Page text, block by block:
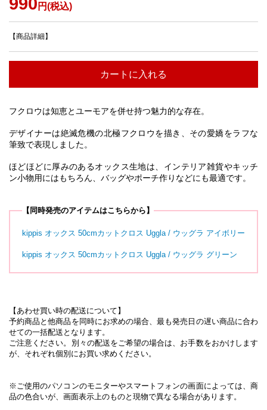
円(税込)
【商品詳細】
カートに入れる
フクロウは知恵とユーモアを併せ持つ魅力的な存在。
デザイナーは絶滅危機の北極フクロウを描き、その愛嬌をラフな
筆致で表現しました。
ほどほどに厚みのあるオックス生地は、インテリア雑貨やキッチ
ン小物用にはもちろん、バッグやポーチ作りなどにも最適です。
【同時発売のアイテムはこちらから】
kippis オックス 50cmカットクロス Uggla / ウッグラ アイボリー
kippis オックス 50cmカットクロス Uggla / ウッグラ グリーン
【あわせ買い時の配送について】
予約商品と他商品を同時にお求めの場合、最も発売日の遅い商品に合わ
せての一括配送となります。
ご注意ください。別々の配送をご希望の場合は、お手数をおかけします
が、それぞれ個別にお買い求めください。
※ご使用のパソコンのモニターやスマートフォンの画面によっては、商
品の色合いが、画面表示上のものと現物で異なる場合があります。